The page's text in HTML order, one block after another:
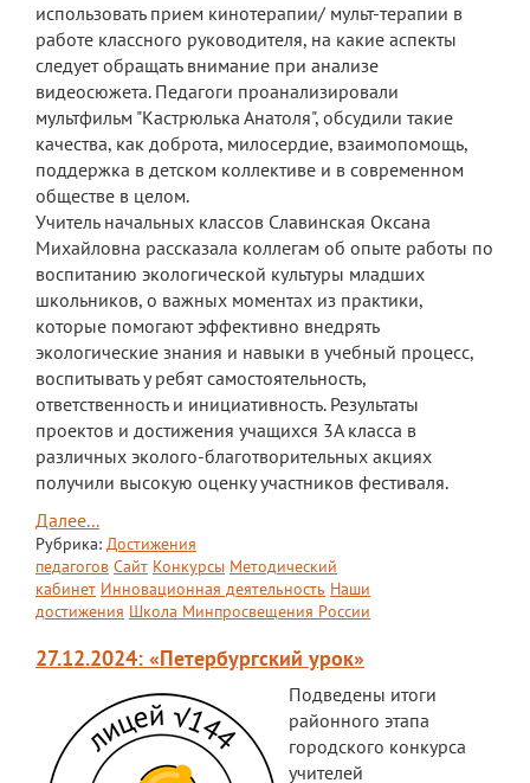
использовать прием кинотерапии/ мульт-терапии в
работе классного руководителя, на какие аспекты
следует обращать внимание при анализе
видеосюжета. Педагоги проанализировали
мультфильм "Кастрюлька Анатоля", обсудили такие
качества, как доброта, милосердие, взаимопомощь,
поддержка в детском коллективе и в современном
обществе в целом.
Учитель начальных классов Славинская Оксана
Михайловна рассказала коллегам об опыте работы по
воспитанию экологической культуры младших
школьников, о важных моментах из практики,
которые помогают эффективно внедрять
экологические знания и навыки в учебный процесс,
воспитывать у ребят самостоятельность,
ответственность и инициативность. Результаты
проектов и достижения учащихся 3А класса в
различных эколого-благотворительных акциях
получили высокую оценку участников фестиваля.
Далее...
Рубрика: Достижения
педагогов Сайт Конкурсы Методический
кабинет Инновационная деятельность Наши
достижения Школа Минпросвещения России
27.12.2024: «Петербургский урок»
Подведены итоги
районного этапа
городского конкурса
учителей